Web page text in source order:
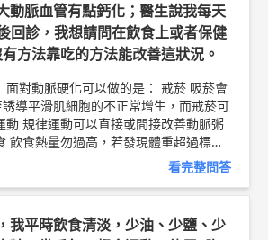
麻疹疫苗衛教文章 ►http://bit.l
動脈血管有點鈣化；醫生說我每天
回診，我想請問在飲食上或者保健
方法靠吃的方法能改善這狀況。
面對動脈硬化可以做的是： 戒菸 吸菸會
導平滑肌細胞的不正常增生，而戒菸可
動 規律運動可以直接或間接改善動脈粥
飲食熱量勿過高，若發現體重超過標
總熱量。 控制血糖 糖尿病患者經由血
緩動脈粥狀硬化的進展，以及降低併發
控制血壓 高血壓患者經常會併發動脈
須積極的控制血壓，飲食方面可以採取美
的得舒飲食(低脂、低飽和脂肪、低膽固
看完整問答
我平時飲食清淡，少油、少鹽、少